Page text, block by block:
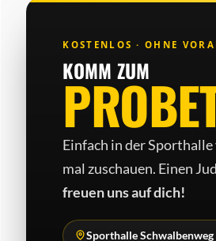
KOSTENLOS · OHNE
KOMM ZUM
Einfach in der
mal zuschauen. Einen
freuen uns auf dich!
Sporthalle Schwalbenweg